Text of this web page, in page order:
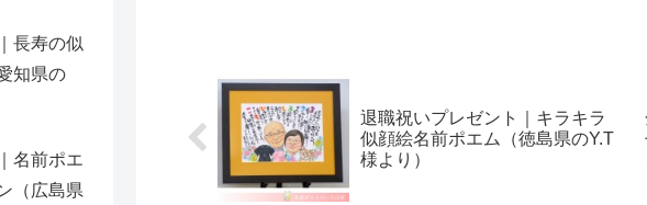
退職祝いプレゼント｜キラキラ
似顔絵名前ポエム（徳島県のY.T
様より ）
長寿の似
知県の
名前ポエ
（広島県